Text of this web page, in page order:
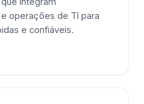
operações de TI para
e confiáveis.